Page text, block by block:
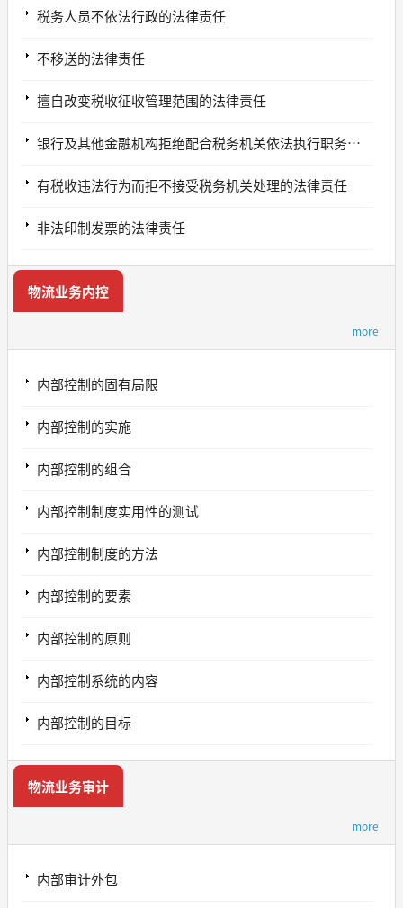
税务人员不依法行政的法律责任
不移送的法律责任
擅自改变税收征收管理范围的法律责任
银行及其他金融机构拒绝配合税务机关依法执行职务的法律责任
有税收违法行为而拒不接受税务机关处理的法律责任
非法印制发票的法律责任
物流业务内控
more
内部控制的固有局限
内部控制的实施
内部控制的组合
内部控制制度实用性的测试
内部控制制度的方法
内部控制的要素
内部控制的原则
内部控制系统的内容
内部控制的目标
物流业务审计
more
内部审计外包